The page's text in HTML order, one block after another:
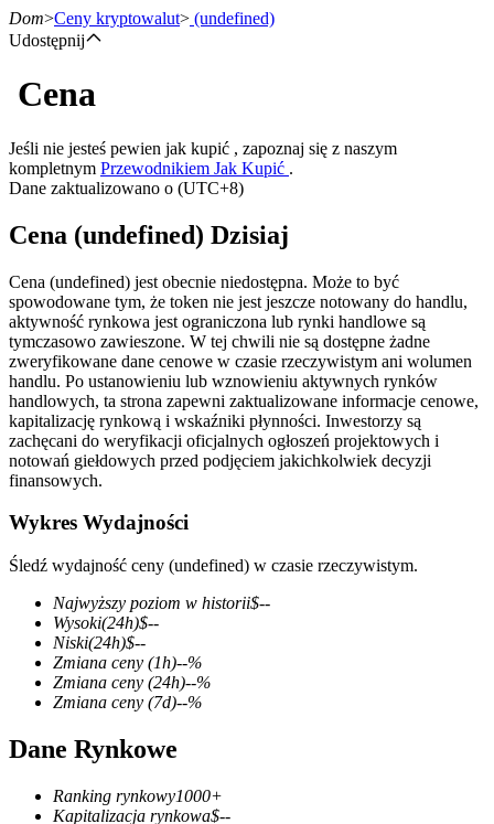
Kontrakty terminowe
Kontrakty terminowe na USDT
Kontrakty futures wykorzystujące USDT jako zabezpieczenie
Kontrakty terminowe COIN-M
Kontrakty terminowe na kryptowaluty
TradFi
Instrumenty pochodne na akcje, forex, metale szlachetne i
towary
Dom>Ceny kryptowalut> (undefined)
Udostępnij
Cena
Jeśli nie jesteś pewien jak kupić , zapoznaj się z naszym
kompletnym Przewodnikiem Jak Kupić .
Dane zaktualizowano o (UTC+8)
Cena (undefined) Dzisiaj
Cena (undefined) jest obecnie niedostępna. Może to być
spowodowane tym, że token nie jest jeszcze notowany do handlu,
aktywność rynkowa jest ograniczona lub rynki handlowe są
tymczasowo zawieszone. W tej chwili nie są dostępne żadne
zweryfikowane dane cenowe w czasie rzeczywistym ani wolumen
handlu. Po ustanowieniu lub wznowieniu aktywnych rynków
handlowych, ta strona zapewni zaktualizowane informacje cenowe,
kapitalizację rynkową i wskaźniki płynności. Inwestorzy są
zachęcani do weryfikacji oficjalnych ogłoszeń projektowych i
notowań giełdowych przed podjęciem jakichkolwiek decyzji
finansowych.
Wykres Wydajności
Śledź wydajność ceny (undefined) w czasie rzeczywistym.
Najwyższy poziom w historii$--
Wysoki(24h)$--
Niski(24h)$--
Zmiana ceny (1h)--%
Zmiana ceny (24h)--%
Zmiana ceny (7d)--%
Dane Rynkowe
Ranking rynkowy1000+
Kapitalizacja rynkowa$--